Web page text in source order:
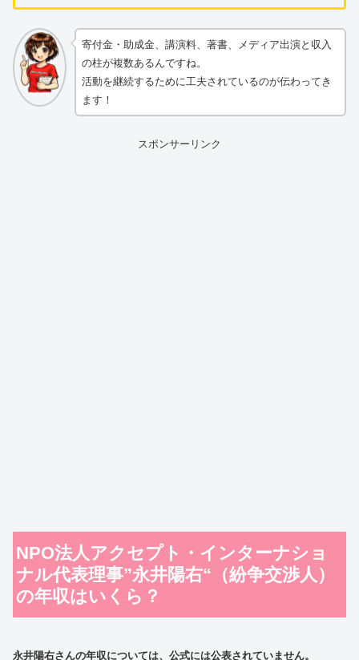
寄付金・助成金、講演料、著書、メディア出演と収入
の柱が複数あるんですね。
活動を継続するために工夫されているのが伝わってき
ます！
スポンサーリンク
NPO法人アクセプト・インターナショ
ナル代表理事”永井陽右“（紛争交渉人）
の年収はいくら？
永井陽右さんの年収については、公式には公表されていません。